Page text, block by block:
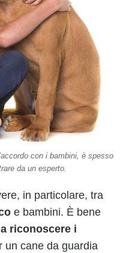
con i bambini, è spesso
da un esperto.
in particolare, tra
e bambini. È bene
a riconoscere i
un cane da guardia